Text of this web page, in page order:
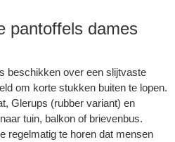
pantoffels dames
beschikken over een slijtvaste
om korte stukken buiten te lopen.
Glerups (rubber variant) en
tuin, balkon of brievenbus.
regelmatig te horen dat mensen